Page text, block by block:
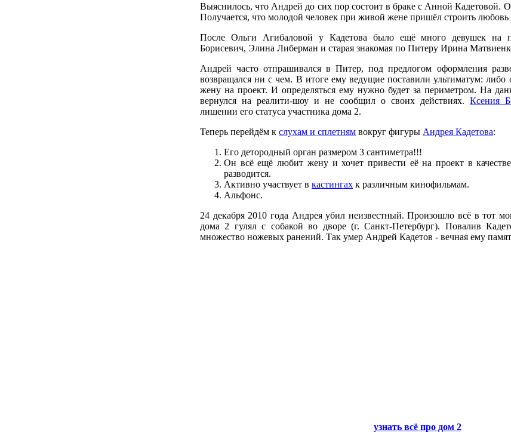
Выяснилось, что Андрей до сих пор состоит в браке с Анной Кадетовой.
Получается, что молодой человек при живой жене пришёл строить любовь
После Ольги Агибаловой у Кадетова было ещё много девушек на
Борисевич, Элина Либерман и старая знакомая по Питеру Ирина
Андрей часто отпрашивался в Питер, под предлогом оформления
возвращался ни с чем. В итоге ему ведущие поставили ультиматум: либо
жену на проект. И определяться ему нужно будет за периметром. На
вернулся на реалити-шоу и не сообщил о своих действиях. Ксения
лишении его статуса участника дома 2.
Теперь перейдём к слухам и сплетням вокруг фигуры Андрея Кадетова:
Его детородный орган размером 3 сантиметра!!!
Он всё ещё любит жену и хочет привести её на проект в
разводится.
Активно участвует в кастингах к различным кинофильмам.
Альфонс.
24 декабря 2010 года Андрея убил неизвестный. Произошло всё в тот
дома 2 гулял с собакой во дворе (г. Санкт-Петербург). Повалив
множество ножевых ранений. Так умер Андрей Кадетов - вечная ему
узнать всё про дом 2